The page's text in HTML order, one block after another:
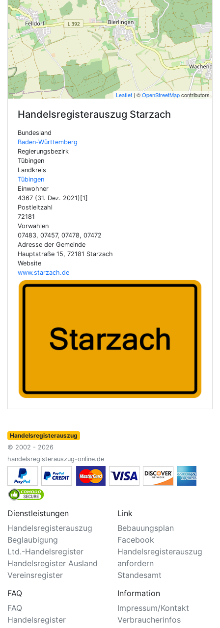
Leaflet | ©OpenStreetMapcontributors
Handelsregisterauszug Starzach
Bundesland
Baden-Württemberg
Regierungsbezirk
Tübingen
Landkreis
Tübingen
Einwohner
4367 (31. Dez. 2021)[1]
Postleitzahl
72181
Vorwahlen
07483, 07457, 07478, 07472
Adresse der Gemeinde
Hauptstraße 15, 72181 Starzach
Website
www.starzach.de
Handelsregisterauszug
© 2002 - 2026
handelsregisterauszug-online.de
Dienstleistungen
Handelsregisterauszug
Beglaubigung
Ltd.-Handelsregister
Handelsregister Ausland
Vereinsregister
Link
Bebauungsplan
Facebook
Handelsregisterauszug
anfordern
Standesamt
FAQ
FAQ
Handelsregister
Information
Impressum/Kontakt
Verbraucherinfos